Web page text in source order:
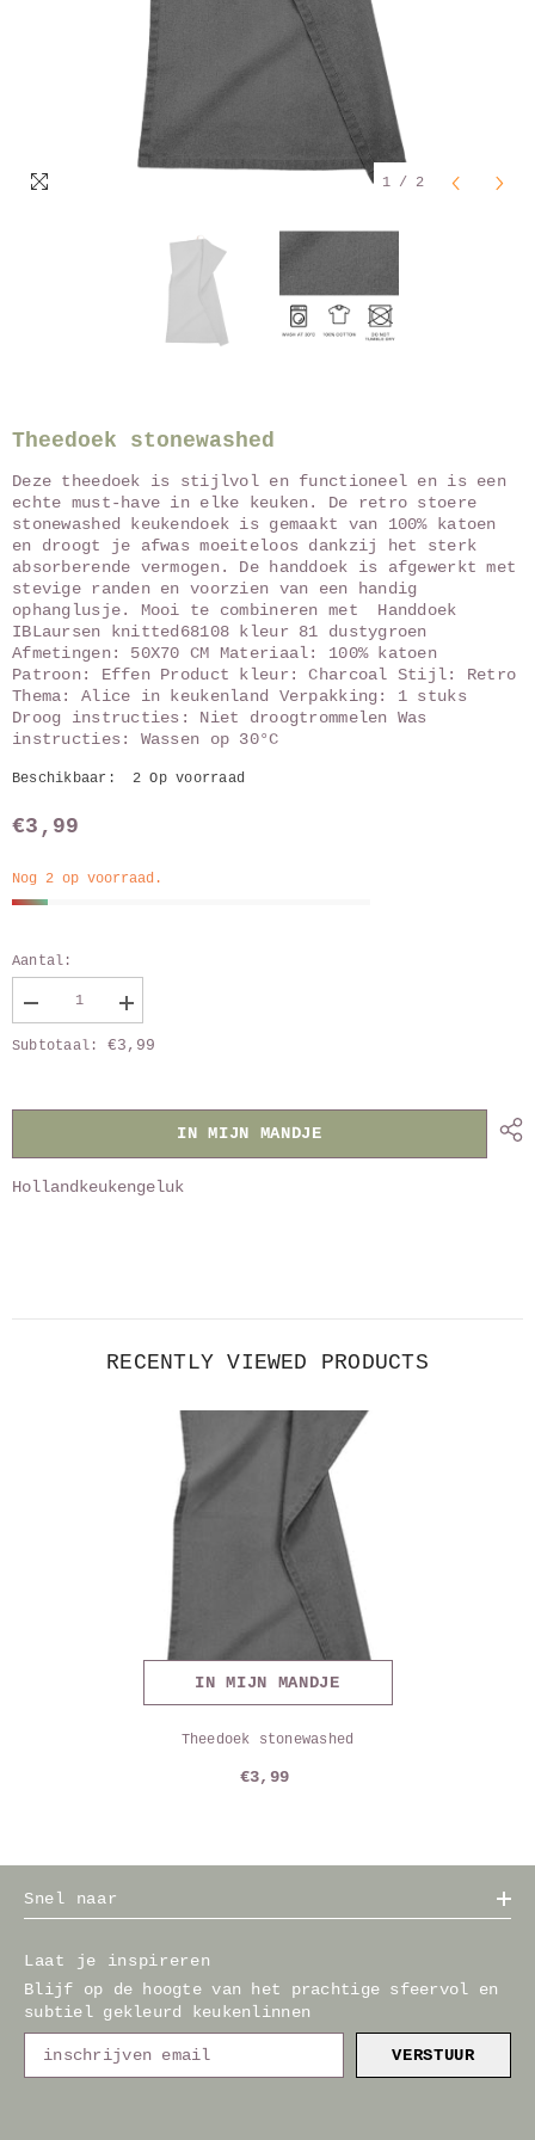
1 / 2
Theedoek stonewashed
Deze theedoek is stijlvol en functioneel en is een
echte must-have in elke keuken. De retro stoere
stonewashed keukendoek is gemaakt van 100% katoen
en droogt je afwas moeiteloos dankzij het sterk
absorberende vermogen. De handdoek is afgewerkt met
stevige randen en voorzien van een handig
ophanglusje. Mooi te combineren met Handdoek
IBLaursen knitted68108 kleur 81 dustygroen
Afmetingen: 50X70 CM Materiaal: 100% katoen
Patroon: Effen Product kleur: Charcoal Stijl: Retro
Thema: Alice in keukenland Verpakking: 1 stuks
Droog instructies: Niet droogtrommelen Was
instructies: Wassen op 30°C
Beschikbaar: 2 Op voorraad
€3,99
Nog 2 op voorraad.
Aantal:
aantal
van
Vergroot
aantal
van
Subtotaal: €3,99
IN MIJN MANDJE
Hollandkeukengeluk
RECENTLY VIEWED PRODUCTS
IN MIJN MANDJE
Theedoek stonewashed
€3,99
Snel naar
Laat je inspireren
Blijf op de hoogte van het prachtige sfeervol en
subtiel gekleurd keukenlinnen
VERSTUUR